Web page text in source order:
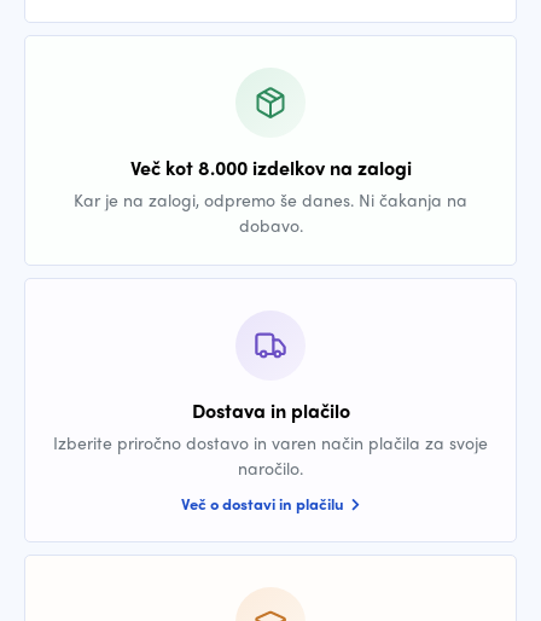
Več kot 8.000 izdelkov na zalogi
Kar je na zalogi, odpremo še danes. Ni čakanja na
dobavo.
Dostava in plačilo
Izberite priročno dostavo in varen način plačila za svoje
naročilo.
Več o dostavi in plačilu